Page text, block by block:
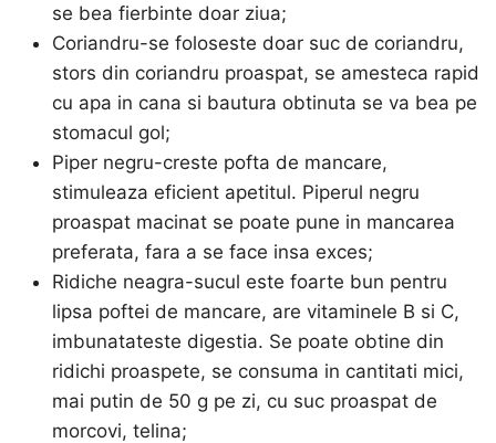
se bea fierbinte doar ziua;
Coriandru-se foloseste doar suc de coriandru,
stors din coriandru proaspat, se amesteca rapid
cu apa in cana si bautura obtinuta se va bea pe
stomacul gol;
Piper negru-creste pofta de mancare,
stimuleaza eficient apetitul. Piperul negru
proaspat macinat se poate pune in mancarea
preferata, fara a se face insa exces;
Ridiche neagra-sucul este foarte bun pentru
lipsa poftei de mancare, are vitaminele B si C,
imbunatateste digestia. Se poate obtine din
ridichi proaspete, se consuma in cantitati mici,
mai putin de 50 g pe zi, cu suc proaspat de
morcovi, telina;